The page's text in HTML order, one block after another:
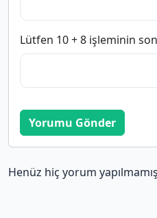
Lütfen 10 + 8 işleminin
Yorumu Gönder
Henüz hiç yorum